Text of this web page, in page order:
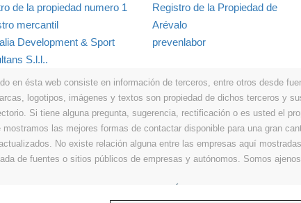
de la propiedad numero 1
mercantil
Registro de la Propiedad de
Arévalo
Development & Sport
S.l.l..
prevenlabor
en ésta web consiste en información de terceros, entre otros desde
logotipos, imágenes y textos son propiedad de dichos terceros y
Si tiene alguna pregunta, sugerencia, rectificación o es usted el
mostramos las mejores formas de contactar disponible para una gran
No existe relación alguna entre las empresas aquí
de fuentes o sitios públicos de empresas y autónomos. Somos